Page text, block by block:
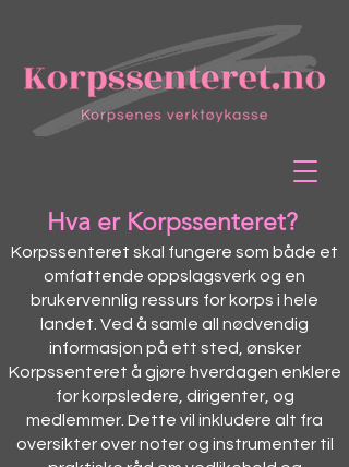
Hva er Korpssenteret?
Korpssenteret skal fungere som både et
omfattende oppslagsverk og en
brukervennlig ressurs for korps i hele
landet. Ved å samle all nødvendig
informasjon på ett sted, ønsker
Korpssenteret å gjøre hverdagen enklere
for korpsledere, dirigenter, og
medlemmer. Dette vil inkludere alt fra
oversikter over noter og instrumenter til